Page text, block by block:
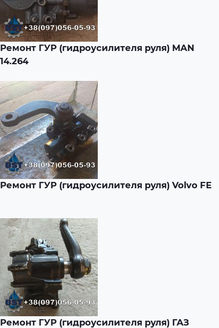
Ремонт ГУР (гидроусилителя руля) MAN
14.264
Ремонт ГУР (гидроусилителя руля) Volvo FE
Ремонт ГУР (гидроусилителя руля) ГАЗ